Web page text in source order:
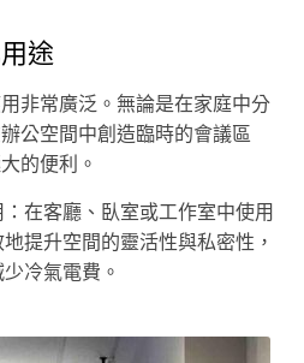
途
非常廣泛。無論是在家庭中分
公空間中創造臨時的會議區
的便利。
在客廳、臥室或工作室中使用
提升空間的靈活性與私密性，
冷氣電費。